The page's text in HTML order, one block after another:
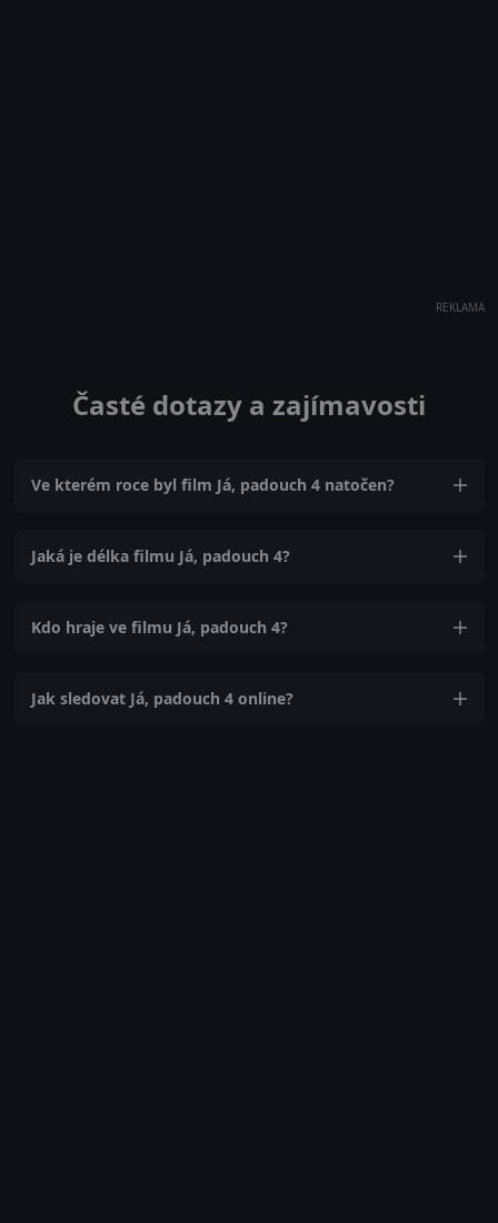
REKLAMA
Časté dotazy a zajímavosti
Ve kterém roce byl film Já, padouch 4 natočen?
Jaká je délka filmu Já, padouch 4?
Kdo hraje ve filmu Já, padouch 4?
Jak sledovat Já, padouch 4 online?